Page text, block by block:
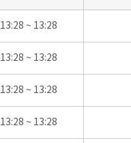
13:28 ~ 13:28
13:28 ~ 13:28
13:28 ~ 13:28
13:28 ~ 13:28